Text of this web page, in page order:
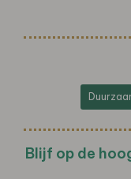
Blijf op de